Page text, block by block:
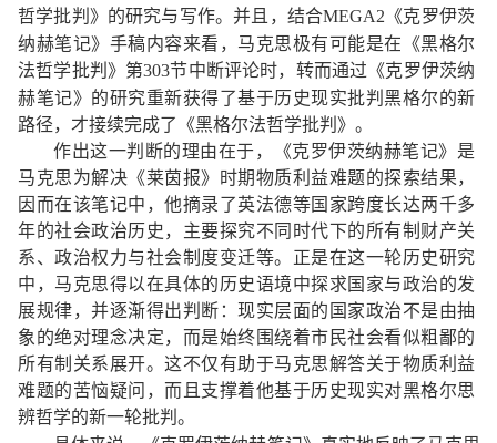
哲学批判》的研究与写作。并且，结合MEGA2 《克罗伊茨
纳赫笔记》手稿内容来看，马克思极有可能是在《黑格尔
法哲学批判》第303节中断评论时，转而通过《克罗伊茨纳
赫笔记》的研究重新获得了基于历史现实批判黑格尔的新
路径，才接续完成了《黑格尔法哲学批判》。
作出这一判断的理由在于，《克罗伊茨纳赫笔记》是
马克思为解决《莱茵报》时期物质利益难题的探索结果，
因而在该笔记中，他摘录了英法德等国家跨度长达两千多
年的社会政治历史，主要探究不同时代下的所有制财产关
系、政治权力与社会制度变迁等。正是在这一轮历史研究
中，马克思得以在具体的历史语境中探求国家与政治的发
展规律，并逐渐得出判断：现实层面的国家政治不是由抽
象的绝对理念决定，而是始终围绕着市民社会看似粗鄙的
所有制关系展开。这不仅有助于马克思解答关于物质利益
难题的苦恼疑问，而且支撑着他基于历史现实对黑格尔思
辨哲学的新一轮批判。